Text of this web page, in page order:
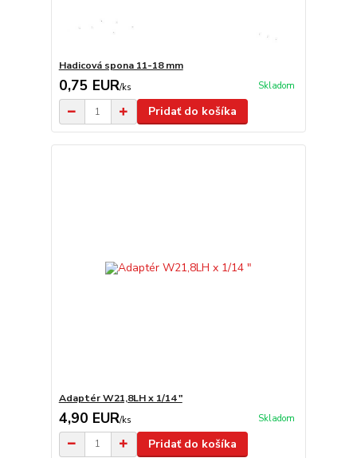
Hadicová spona 11-18 mm
0,75 EUR/ks Skladom
Pridať do košíka
Adaptér W21,8LH x 1/14 "
4,90 EUR/ks Skladom
Pridať do košíka